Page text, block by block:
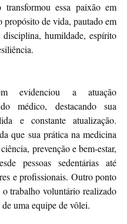
transformou essa paixão em
propósito de vida, pautado em
disciplina, humildade, espírito
evidenciou a atuação
médico, destacando sua
e constante atualização.
que sua prática na medicina
prevenção e bem-estar,
pessoas sedentárias até
e profissionais. Outro ponto
trabalho voluntário realizado
uma equipe de vôlei.